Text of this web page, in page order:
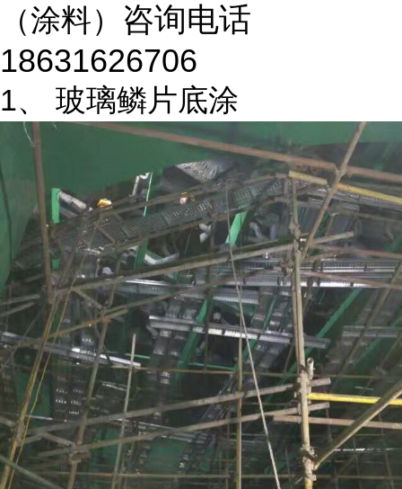
（涂料） 咨询电话
18631626706
1、 玻璃鳞片底涂